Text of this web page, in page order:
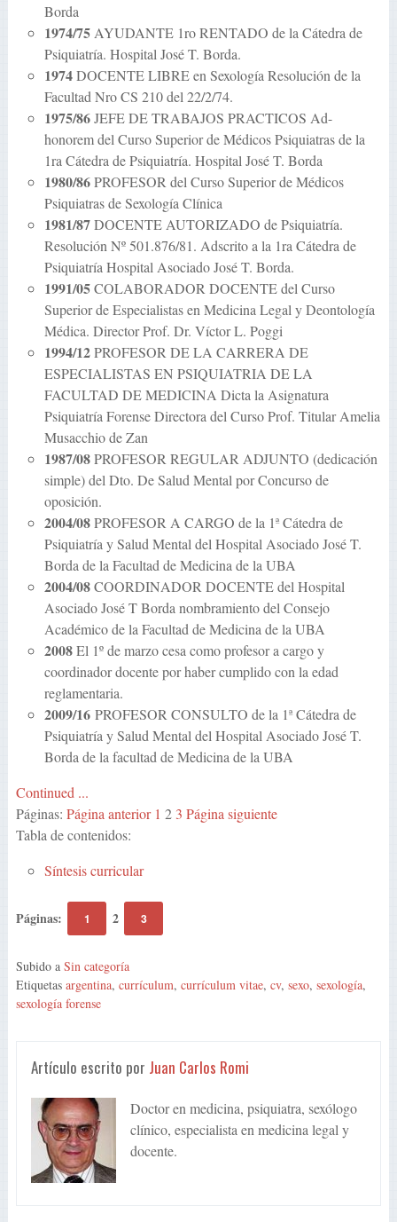
Borda
1974/75AYUDANTE 1ro RENTADO de la Cátedra de
Psiquiatría. Hospital José T. Borda.
1974DOCENTE LIBRE en Sexología Resolución de la
Facultad Nro CS 210 del 22/2/74.
1975/86JEFE DE TRABAJOS PRACTICOS Ad-
honorem del Curso Superior de Médicos Psiquiatras de la
1ra Cátedra de Psiquiatría. Hospital José T. Borda
1980/86PROFESOR del Curso Superior de Médicos
Psiquiatras de Sexología Clínica
1981/87DOCENTE AUTORIZADO de Psiquiatría.
Resolución Nº 501.876/81. Adscrito a la 1ra Cátedra de
Psiquiatría Hospital Asociado José T. Borda.
1991/05COLABORADOR DOCENTE del Curso
Superior de Especialistas en Medicina Legal y Deontología
Médica. Director Prof. Dr. Víctor L. Poggi
1994/12PROFESOR DE LA CARRERA DE
ESPECIALISTAS EN PSIQUIATRIA DE LA
FACULTAD DE MEDICINA Dicta la Asignatura
Psiquiatría Forense Directora del Curso Prof. Titular Amelia
Musacchio de Zan
1987/08PROFESOR REGULAR ADJUNTO (dedicación
simple) del Dto. De Salud Mental por Concurso de
oposición.
2004/08PROFESOR A CARGO de la 1ª Cátedra de
Psiquiatría y Salud Mental del Hospital Asociado José T.
Borda de la Facultad de Medicina de la UBA
2004/08COORDINADOR DOCENTE del Hospital
Asociado José T Borda nombramiento del Consejo
Académico de la Facultad de Medicina de la UBA
2008El 1º de marzo cesa como profesor a cargo y
coordinador docente por haber cumplido con la edad
reglamentaria.
2009/16 PROFESOR CONSULTO de la 1ª Cátedra de
Psiquiatría y Salud Mental del Hospital Asociado José T.
Borda de la facultad de Medicina de la UBA
Continued ...
Páginas: Página anterior 1 2 3 Página siguiente
Tabla de contenidos:
Síntesis curricular
Páginas: 1 2 3
Subido a Sin categoría
Etiquetas argentina, currículum, currículum vitae, cv, sexo, sexología,
sexología forense
Artículo escrito por Juan Carlos Romi
Doctor en medicina, psiquiatra, sexólogo
clínico, especialista en medicina legal y
docente.